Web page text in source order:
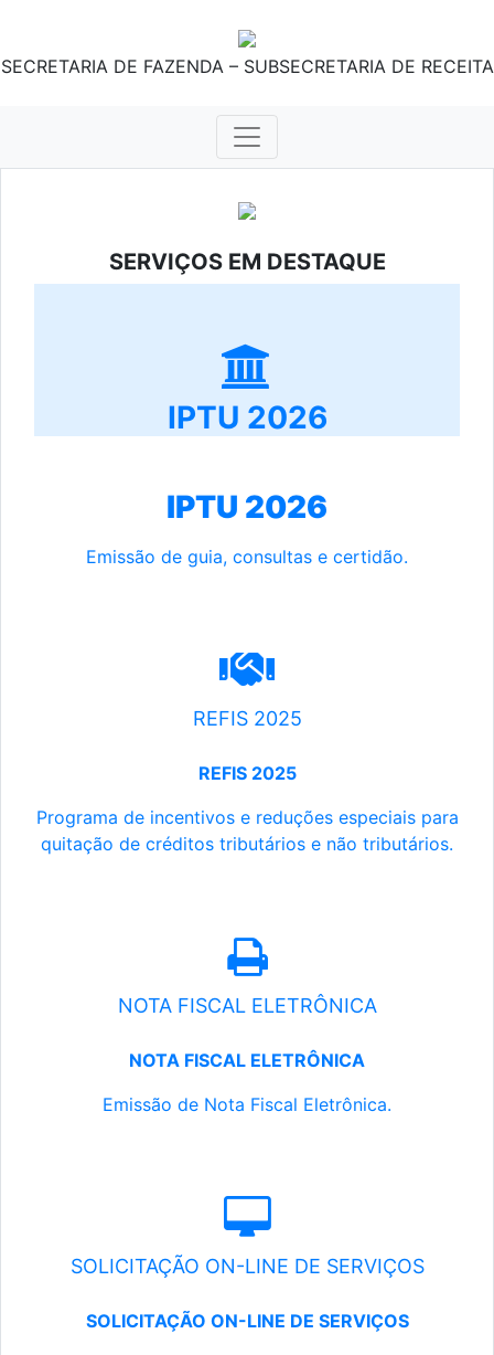
SECRETARIA DE FAZENDA – SUBSECRETARIA DE RECEITA
SERVIÇOS EM DESTAQUE
IPTU 2026
IPTU 2026
Emissão de guia, consultas e certidão.
REFIS 2025
REFIS 2025
Programa de incentivos e reduções especiais para
quitação de créditos tributários e não tributários.
NOTA FISCAL ELETRÔNICA
NOTA FISCAL ELETRÔNICA
Emissão de Nota Fiscal Eletrônica.
SOLICITAÇÃO ON-LINE DE SERVIÇOS
SOLICITAÇÃO ON-LINE DE SERVIÇOS